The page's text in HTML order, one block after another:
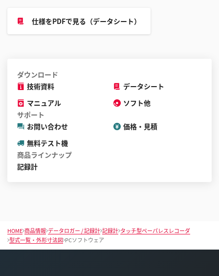
仕様をPDFで見る（データシート）
ダウンロード
技術資料
データシート
マニュアル
ソフト他
サポート
お問い合わせ
価格・見積
無料テスト機
商品ラインナップ
記録計
HOME 商品情報 データロガー / 記録計 記録計 タッチ型ペーパレスレコーダ
型式一覧・外形寸法図 PCソフトウェア